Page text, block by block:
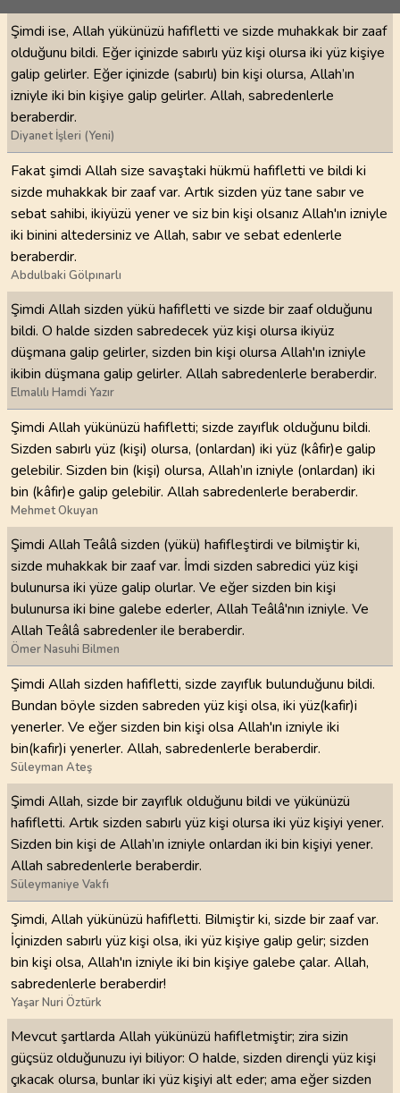
Şimdi ise, Allah yükünüzü hafifletti ve sizde muhakkak bir zaaf
olduğunu bildi. Eğer içinizde sabırlı yüz kişi olursa iki yüz kişiye
galip gelirler. Eğer içinizde (sabırlı) bin kişi olursa, Allah’ın
izniyle iki bin kişiye galip gelirler. Allah, sabredenlerle
beraberdir.
Diyanet İşleri (Yeni)
Fakat şimdi Allah size savaştaki hükmü hafifletti ve bildi ki
sizde muhakkak bir zaaf var. Artık sizden yüz tane sabır ve
sebat sahibi, ikiyüzü yener ve siz bin kişi olsanız Allah'ın izniyle
iki binini altedersiniz ve Allah, sabır ve sebat edenlerle
beraberdir.
Abdulbaki Gölpınarlı
Şimdi Allah sizden yükü hafifletti ve sizde bir zaaf olduğunu
bildi. O halde sizden sabredecek yüz kişi olursa ikiyüz
düşmana galip gelirler, sizden bin kişi olursa Allah'ın izniyle
ikibin düşmana galip gelirler. Allah sabredenlerle beraberdir.
Elmalılı Hamdi Yazır
Şimdi Allah yükünüzü hafifletti; sizde zayıflık olduğunu bildi.
Sizden sabırlı yüz (kişi) olursa, (onlardan) iki yüz (kâfir)e galip
gelebilir. Sizden bin (kişi) olursa, Allah’ın izniyle (onlardan) iki
bin (kâfir)e galip gelebilir. Allah sabredenlerle beraberdir.
Mehmet Okuyan
Şimdi Allah Teâlâ sizden (yükü) hafifleştirdi ve bilmiştir ki,
sizde muhakkak bir zaaf var. İmdi sizden sabredici yüz kişi
bulunursa iki yüze galip olurlar. Ve eğer sizden bin kişi
bulunursa iki bine galebe ederler, Allah Teâlâ'nın izniyle. Ve
Allah Teâlâ sabredenler ile beraberdir.
Ömer Nasuhi Bilmen
Şimdi Allah sizden hafifletti, sizde zayıflık bulunduğunu bildi.
Bundan böyle sizden sabreden yüz kişi olsa, iki yüz(kafir)i
yenerler. Ve eğer sizden bin kişi olsa Allah'ın izniyle iki
bin(kafir)i yenerler. Allah, sabredenlerle beraberdir.
Süleyman Ateş
Şimdi Allah, sizde bir zayıflık olduğunu bildi ve yükünüzü
hafifletti. Artık sizden sabırlı yüz kişi olursa iki yüz kişiyi yener.
Sizden bin kişi de Allah’ın izniyle onlardan iki bin kişiyi yener.
Allah sabredenlerle beraberdir.
Süleymaniye Vakfı
Şimdi, Allah yükünüzü hafifletti. Bilmiştir ki, sizde bir zaaf var.
İçinizden sabırlı yüz kişi olsa, iki yüz kişiye galip gelir; sizden
bin kişi olsa, Allah'ın izniyle iki bin kişiye galebe çalar. Allah,
sabredenlerle beraberdir!
Yaşar Nuri Öztürk
Mevcut şartlarda Allah yükünüzü hafifletmiştir; zira sizin
güçsüz olduğunuzu iyi biliyor: O halde, sizden dirençli yüz kişi
çıkacak olursa, bunlar iki yüz kişiyi alt eder; ama eğer sizden